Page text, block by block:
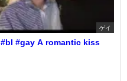
ゲイ
#bl #gay A romantic kiss